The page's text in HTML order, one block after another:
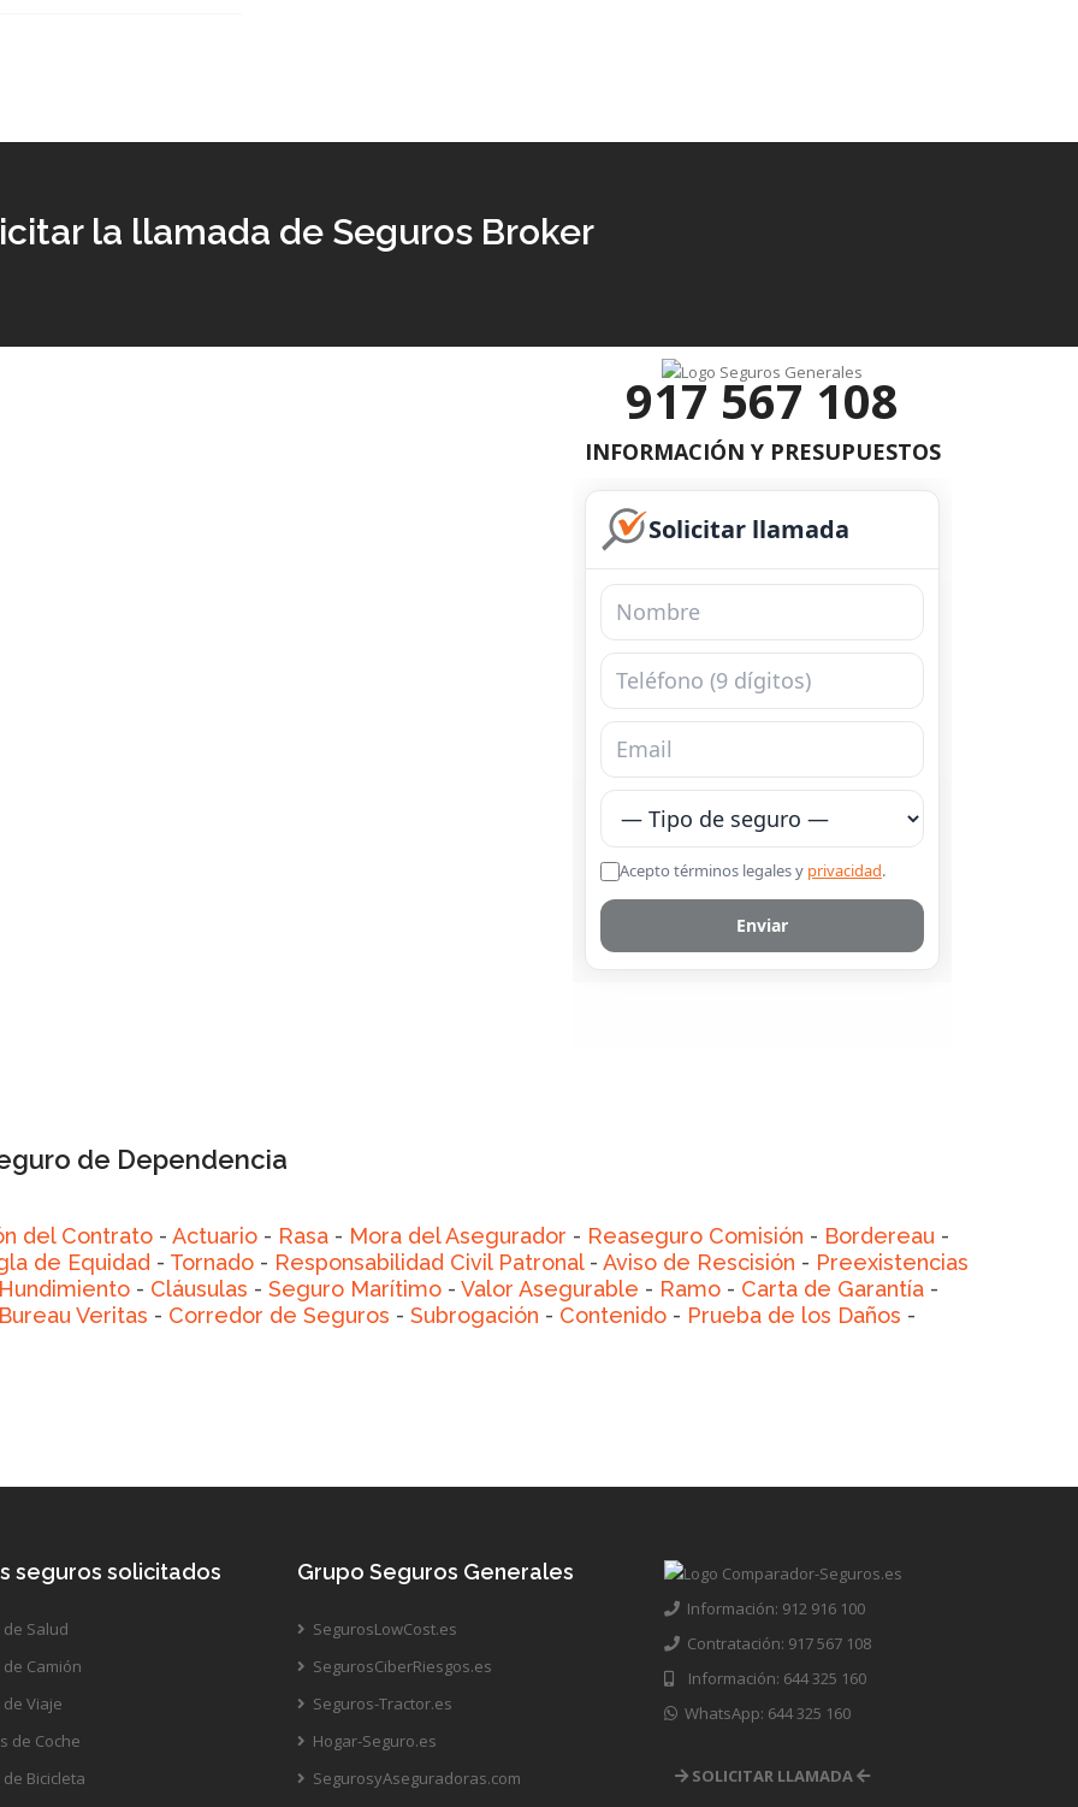
la llamada de Seguros Broker
917 567 108
INFORMACIÓN Y PRESUPUESTOS
de Dependencia
del Contrato- Actuario- Rasa- Mora del Asegurador - Reaseguro Comisión - Bordereau -
de Equidad - Tornado- Responsabilidad Civil Patronal- Aviso de Rescisión - Preexistencias
- Cláusulas - Seguro Marítimo- Valor Asegurable - Ramo- Carta de Garantía-
Veritas - Corredor de Seguros - Subrogación - Contenido- Prueba de los Daños -
seguros solicitados
Salud
Camión
Viaje
de Coche
Bicicleta
Grupo Seguros Generales
SegurosLowCost.es
SegurosCiberRiesgos.es
Seguros-Tractor.es
Hogar-Seguro.es
SegurosyAseguradoras.com
Información: 912 916 100
Contratación: 917 567 108
Información: 644 325 160
WhatsApp: 644 325 160
SOLICITAR LLAMADA